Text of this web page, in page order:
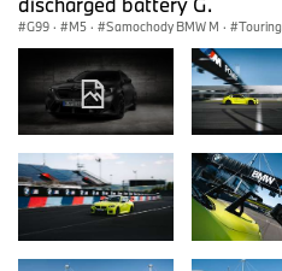
G99 · M5 · Samochody BMW M · Touring